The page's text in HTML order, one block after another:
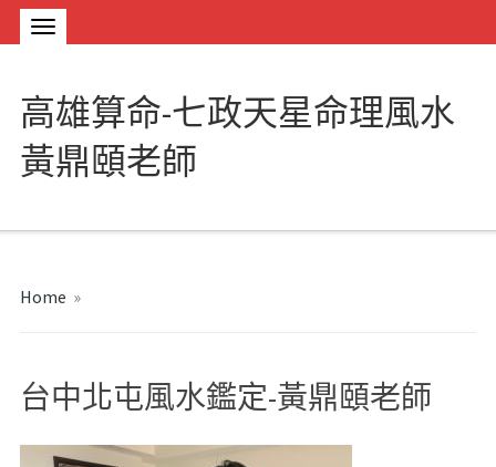
高雄算命-七政天星命理風水
黃鼎頤老師
Home »
台中北屯風水鑑定-黃鼎頤老師